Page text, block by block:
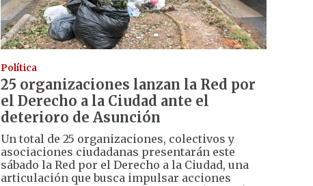
Política
25 organizaciones lanzan la Red por
el Derecho a la Ciudad ante el
deterioro de Asunción
Un total de 25 organizaciones, colectivos y
asociaciones ciudadanas presentarán este
sábado la Red por el Derecho a la Ciudad, una
articulación que busca impulsar acciones